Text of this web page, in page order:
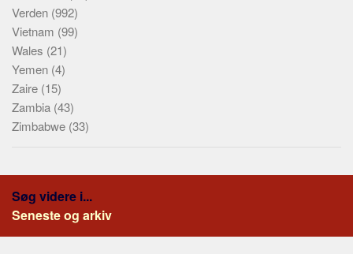
Verden (992)
Vietnam (99)
Wales (21)
Yemen (4)
Zaire (15)
Zambia (43)
Zimbabwe (33)
Søg videre i...
Seneste og arkiv